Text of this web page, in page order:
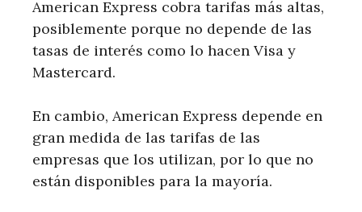
American Express cobra tarifas más altas,
posiblemente porque no depende de las
tasas de interés como lo hacen Visa y
Mastercard.
En cambio, American Express depende en
gran medida de las tarifas de las
empresas que los utilizan, por lo que no
están disponibles para la mayoría.